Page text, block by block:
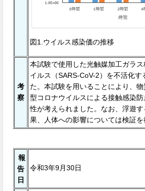
図1.ウイルス感染価の推移
考
察
本試験で使⽤した光触媒加⼯ガラ
イルス（SARS-CoV-2）を不活化す
た。本試験を⽤いることにより、
型コロナウイルスによる接触感染
性が考えられました。なお、浮遊
果、⼈体への影響については検証を
報
告
日
令和3年9月30日